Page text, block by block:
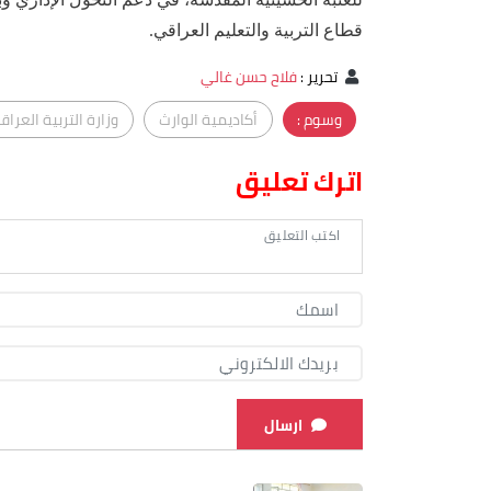
قطاع التربية والتعليم العراقي.
تحرير:فلاح حسن غالي
وسوم :
أكاديمية الوارث وزارة التربية
اترك تعليق
ارسال